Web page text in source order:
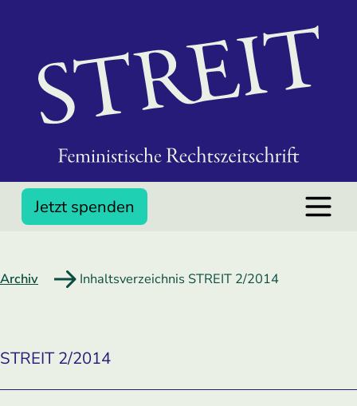
Jetzt spenden
Archiv Inhaltsverzeichnis STREIT 2/2014
STREIT 2/2014